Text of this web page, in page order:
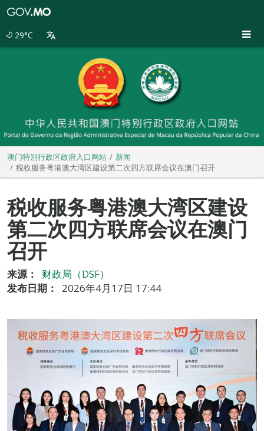
29°C
澳门特别行政区政府入口网站
新闻
税收服务粤港澳大湾区建设第二次四方联席会议在澳门召开
税收服务粤港澳大湾区建设
第二次四方联席会议在澳门
召开
来源：
财政局（DSF）
发布日期：
2026年4月17日 17:44